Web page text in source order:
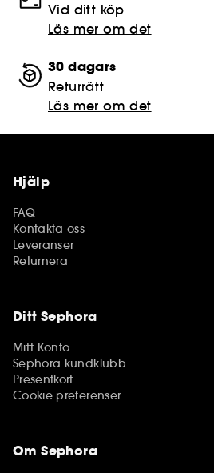
Vid ditt köp
Läs mer om det
30 dagars
Returrätt
Läs mer om det
Hjälp
FAQ
Kontakta oss
Leveranser
Returnera
Ditt Sephora
Mitt Konto
Sephora kundklubb
Presentkort
Cookie preferenser
Om Sephora